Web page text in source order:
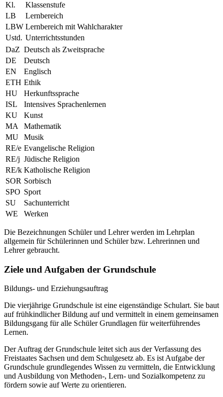
Kl.
Klassenstufe
LB
Lernbereich
LBW Lernbereich mit Wahlcharakter
Ustd. Unterrichtsstunden
DaZ Deutsch als Zweitsprache
DE
Deutsch
EN
Englisch
ETH Ethik
HU
Herkunftssprache
ISL
Intensives Sprachenlernen
KU
Kunst
MA
Mathematik
MU
Musik
RE/e Evangelische Religion
RE/j Jüdische Religion
RE/k Katholische Religion
SOR Sorbisch
SPO Sport
SU
Sachunterricht
WE
Werken
Die Bezeichnungen Schüler und Lehrer werden im Lehrplan
allgemein für Schülerinnen und Schüler bzw. Lehrerinnen und
Lehrer gebraucht.
Ziele und Aufgaben der Grundschule
Bildungs- und Erziehungsauftrag
Die vierjährige Grundschule ist eine eigenständige Schulart. Sie baut
auf frühkindlicher Bildung auf und vermittelt in einem gemeinsamen
Bildungsgang für alle Schüler Grundlagen für weiterführendes
Lernen.
Der Auftrag der Grundschule leitet sich aus der Verfassung des
Freistaates Sachsen und dem Schulgesetz ab. Es ist Aufgabe der
Grundschule grundlegendes Wissen zu vermitteln, die Entwicklung
und Ausbildung von Methoden-, Lern- und Sozialkompetenz zu
fördern sowie auf Werte zu orientieren.